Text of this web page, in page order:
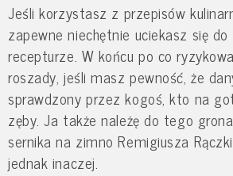
Jeśli korzystasz z przepisów
zapewne niechętnie uciekasz się
recepturze. W końcu po co
roszady, jeśli masz pewność, że
sprawdzony przez kogoś, kto na
zęby. Ja także należę do tego
sernika na zimno Remigiusza
jednak inaczej.